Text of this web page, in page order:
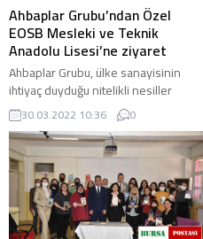
Ahbaplar Grubu’ndan Özel
EOSB Mesleki ve Teknik
Anadolu Lisesi’ne ziyaret
Ahbaplar Grubu, ülke sanayisinin
ihtiyaç duyduğu nitelikli nesiller
yetiştirmek amacıyla kurulan Özel
EOSB Mesleki ve Teknik Anadolu
Lisesi’ni ...
30.03.2022 10:36 0